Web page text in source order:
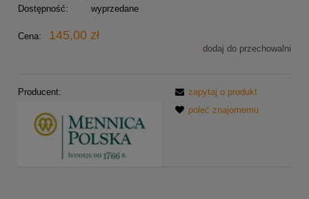
Dostępność: wyprzedane
Cena: 145,00 zł
dodaj do przechowalni
Producent:
zapytaj o produkt
poleć znajomemu